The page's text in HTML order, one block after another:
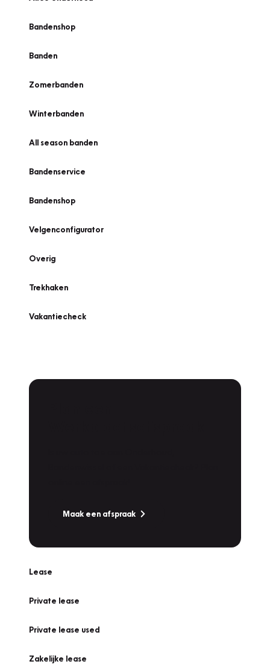
Bandenshop
Banden
Zomerbanden
Winterbanden
All season banden
Bandenservice
Bandenshop
Velgenconfigurator
Overig
Trekhaken
Vakantiecheck
Maak een afspraak
Lease
Private lease
Private lease used
Zakelijke lease